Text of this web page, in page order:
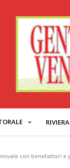
RIVIERA
con benefattori e